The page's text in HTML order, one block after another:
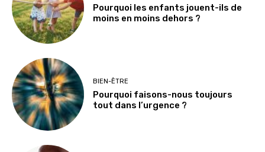
Pourquoi les enfants jouent-ils de
moins en moins dehors ?
BIEN-ÊTRE
Pourquoi faisons-nous toujours
tout dans l’urgence ?